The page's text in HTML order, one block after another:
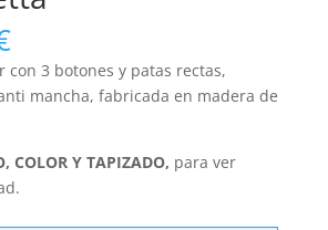
con 3 botones y patas rectas,
mancha, fabricada en madera de
COLOR Y TAPIZADO, para ver